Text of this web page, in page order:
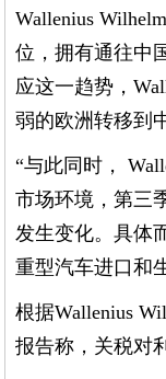
Wallenius
位，拥有通往中
应这一趋势，
弱的欧洲转移到
“与此同时，
市场环境，第三
发生变化。具体
重型汽车进口和
根据Wallenius
报告称，关税对